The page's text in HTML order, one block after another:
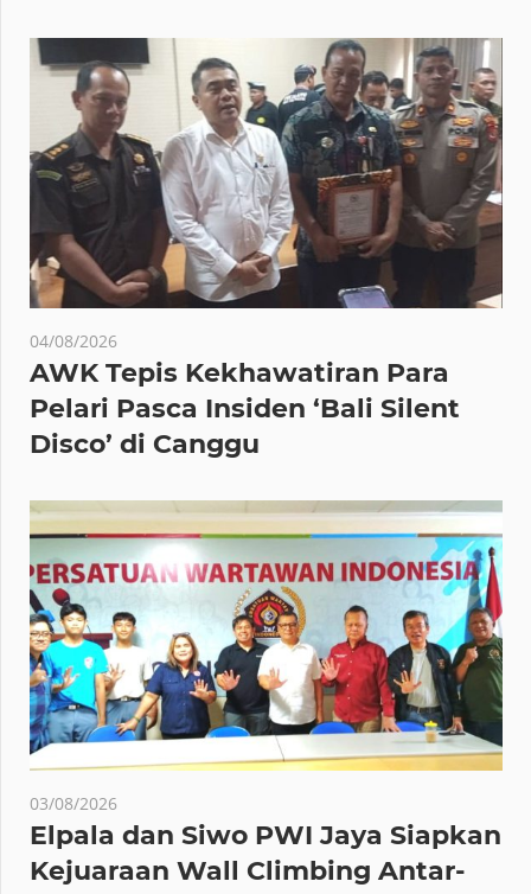
04/08/2026
AWK Tepis Kekhawatiran Para
Pelari Pasca Insiden ‘Bali Silent
Disco’ di Canggu
03/08/2026
Elpala dan Siwo PWI Jaya Siapkan
Kejuaraan Wall Climbing Antar-